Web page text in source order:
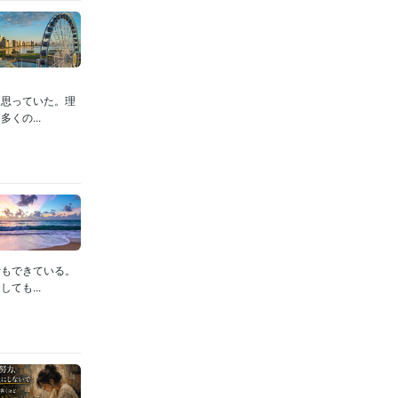
っていた。理
くの...
できている。
ても...